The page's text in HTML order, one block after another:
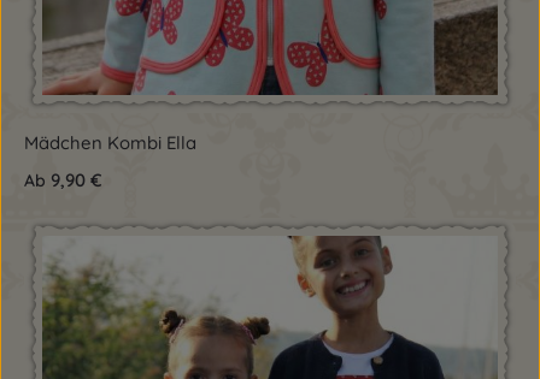
Mädchen Kombi Ella
Ab 9,90 €